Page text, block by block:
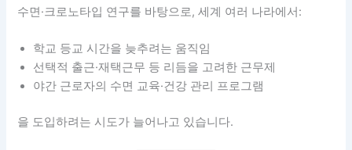
수면·크로노타입 연구를 바탕으로, 세계 여러 나라에서:
학교 등교 시간을 늦추려는 움직임
선택적 출근·재택근무 등 리듬을 고려한 근무제
야간 근로자의 수면 교육·건강 관리 프로그램
을 도입하려는 시도가 늘어나고 있습니다.